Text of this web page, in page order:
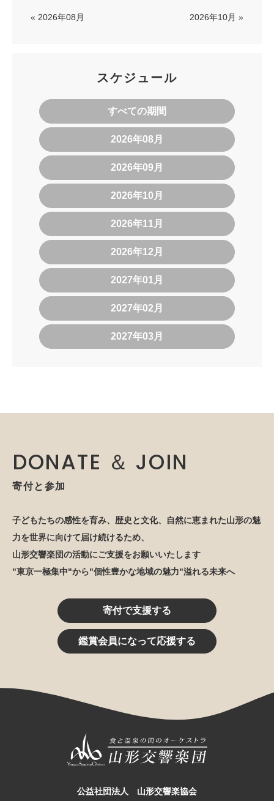
« 2026年08月 2026年10月 »
スケジュール
すべての期間
2026年08月
2026年09月
2026年10月
2026年11月
2026年12月
2027年01月
2027年02月
2027年03月
DONATE ＆ JOIN
寄付と参加
子どもたちの感性を育み、歴史と文化、自然に恵まれた山形の魅
力を世界に向けて届け続けるため、
山形交響楽団の活動にご支援をお願いいたします
"東京一極集中"から"個性豊かな地域の魅力"溢れる未来へ
寄付で支援する
鑑賞会員になって応援する
公益社団法人 山形交響楽協会